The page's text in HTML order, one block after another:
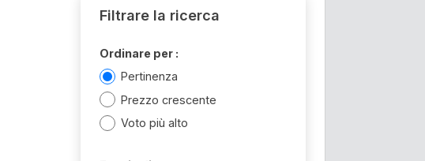
Filtrare la ricerca
Ordinare per :
Pertinenza
Prezzo crescente
Voto più alto